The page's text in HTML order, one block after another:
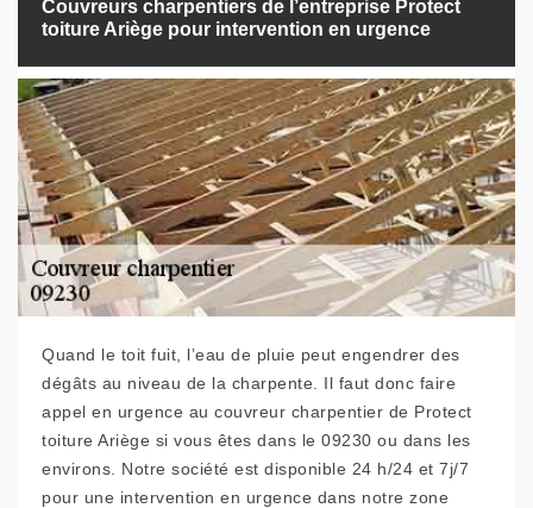
Couvreurs charpentiers de l’entreprise Protect
toiture Ariège pour intervention en urgence
Quand le toit fuit, l’eau de pluie peut engendrer des
dégâts au niveau de la charpente. Il faut donc faire
appel en urgence au couvreur charpentier de Protect
toiture Ariège si vous êtes dans le 09230 ou dans les
environs. Notre société est disponible 24 h/24 et 7j/7
pour une intervention en urgence dans notre zone